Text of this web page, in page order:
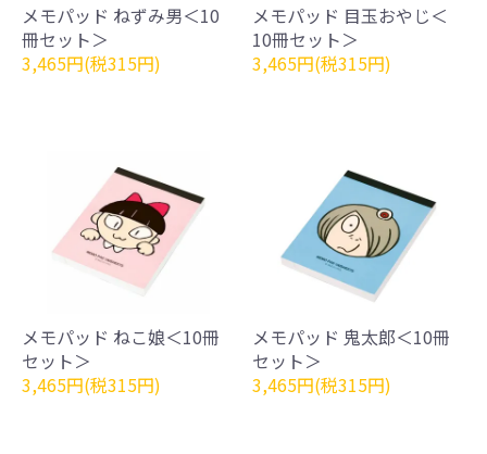
メモパッド ねずみ男＜10
冊セット＞
3,465円(税315円)
メモパッド 目玉おやじ＜
10冊セット＞
3,465円(税315円)
メモパッド ねこ娘＜10冊
セット＞
3,465円(税315円)
メモパッド 鬼太郎＜10冊
セット＞
3,465円(税315円)